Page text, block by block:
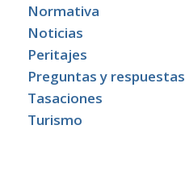
Normativa
Noticias
Peritajes
Preguntas y respuestas
Tasaciones
Turismo